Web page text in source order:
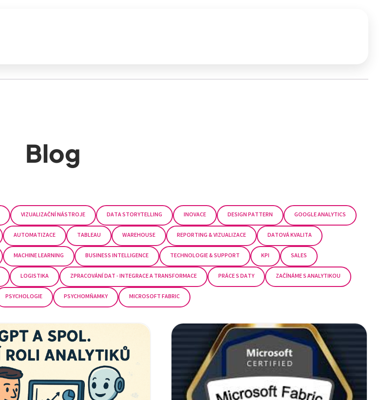
Blog
VIZUALIZAČNÍ NÁSTROJE DATA STORYTELLING INOVACE DESIGN PATTERN GOOGLE ANALYTICS
AUTOMATIZACE TABLEAU WAREHOUSE REPORTING & VIZUALIZACE DATOVÁ KVALITA
MACHINE LEARNING BUSINESS INTELLIGENCE TECHNOLOGIE & SUPPORT KPI SALES
LOGISTIKA ZPRACOVÁNÍ DAT - INTEGRACE A TRANSFORMACE PRÁCE S DATY ZAČÍNÁME S ANALYTIKOU
PSYCHOLOGIE PSYCHOMŇAMKY MICROSOFT FABRIC